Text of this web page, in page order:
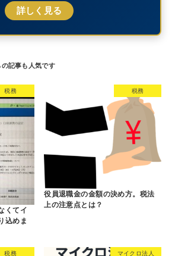
詳しく見る
税務
くてイ
込めま
税務
役員退職金の金額の決め方。税法
上の注意点とは？
税務 マイクロ法人